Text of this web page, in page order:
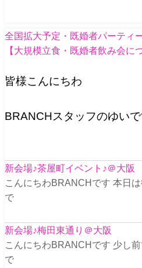
全国拡大予定・既婚者パーティ
【大規模立食・既婚者飲み会に
皆様こんにちわ
BRANCHスタッフのゆい
新会場♪茶屋町イベント♪＠大阪
こんにちわBRANCHです 本日
で
新会場♪梅田東通り＠大阪
こんにちわBRANCHです 少し
で